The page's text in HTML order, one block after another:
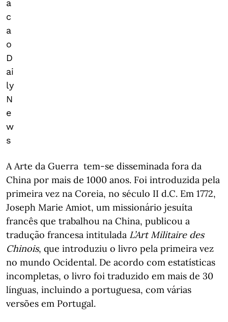
a
c
a
o
D
ai
ly
N
e
w
s
A Arte da Guerra tem-se disseminada fora da
China por mais de 1000 anos. Foi introduzida pela
primeira vez na Coreia, no século II d.C. Em 1772,
Joseph Marie Amiot, um missionário jesuíta
francês que trabalhou na China, publicou a
tradução francesa intitulada L’Art Militaire des
Chinois, que introduziu o livro pela primeira vez
no mundo Ocidental. De acordo com estatísticas
incompletas, o livro foi traduzido em mais de 30
línguas, incluindo a portuguesa, com várias
versões em Portugal.